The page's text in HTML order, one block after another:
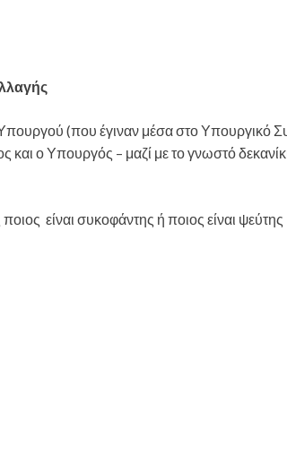
Υπουργού (που έγιναν μέσα στο Υπουργικό
ο Υπουργός – μαζί με το γνωστό
είναι συκοφάντης ή ποιος είναι ψεύτης